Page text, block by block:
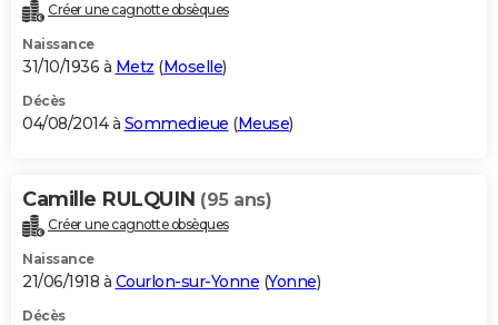
Créer une cagnotte obsèques
Naissance
31/10/1936 à Metz (Moselle)
Décès
04/08/2014 à Sommedieue (Meuse)
Camille RULQUIN (95 ans)
Créer une cagnotte obsèques
Naissance
21/06/1918 à Courlon-sur-Yonne (Yonne)
Décès